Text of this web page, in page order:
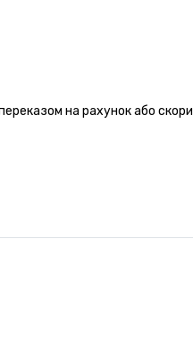
на рахунок або